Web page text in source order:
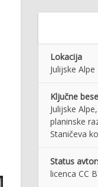
Lokacija
Julijske Alpe
Ključne
Julijske
planinske
Staničeva
Status
licenca CC